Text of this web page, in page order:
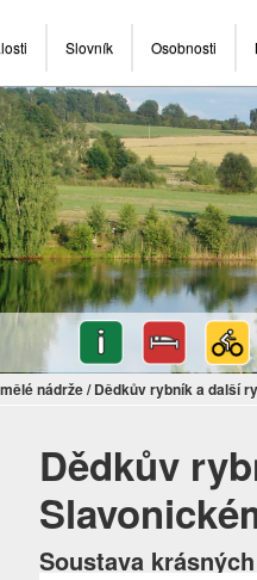
Slovník Osobnosti
nádrže/ Dědkův rybník a další
Dědkův
Soustava